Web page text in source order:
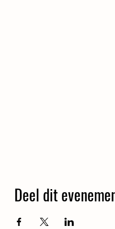
Deel dit